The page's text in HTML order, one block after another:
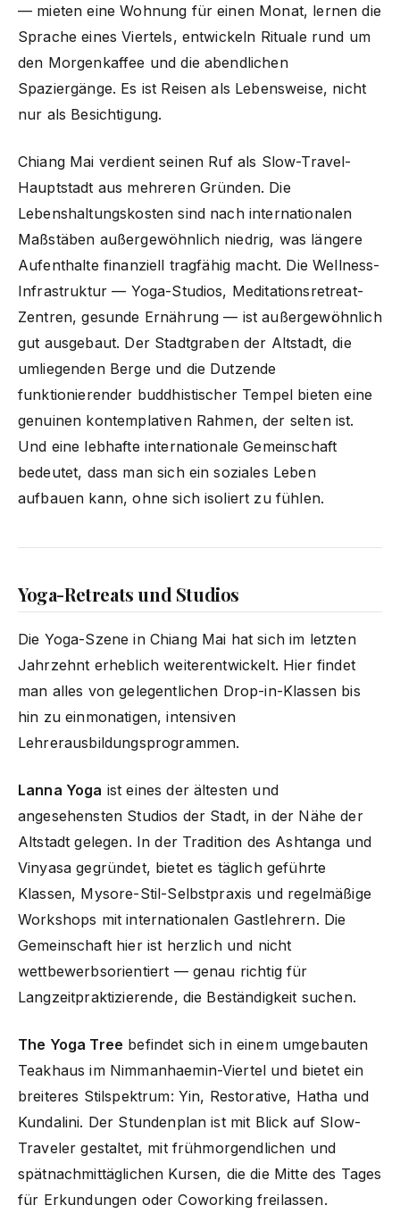
— mieten eine Wohnung für einen Monat, lernen die
Sprache eines Viertels, entwickeln Rituale rund um
den Morgenkaffee und die abendlichen
Spaziergänge. Es ist Reisen als Lebensweise, nicht
nur als Besichtigung.
Chiang Mai verdient seinen Ruf als Slow-Travel-
Hauptstadt aus mehreren Gründen. Die
Lebenshaltungskosten sind nach internationalen
Maßstäben außergewöhnlich niedrig, was längere
Aufenthalte finanziell tragfähig macht. Die Wellness-
Infrastruktur — Yoga-Studios, Meditationsretreat-
Zentren, gesunde Ernährung — ist außergewöhnlich
gut ausgebaut. Der Stadtgraben der Altstadt, die
umliegenden Berge und die Dutzende
funktionierender buddhistischer Tempel bieten eine
genuinen kontemplativen Rahmen, der selten ist.
Und eine lebhafte internationale Gemeinschaft
bedeutet, dass man sich ein soziales Leben
aufbauen kann, ohne sich isoliert zu fühlen.
Yoga-Retreats und Studios
Die Yoga-Szene in Chiang Mai hat sich im letzten
Jahrzehnt erheblich weiterentwickelt. Hier findet
man alles von gelegentlichen Drop-in-Klassen bis
hin zu einmonatigen, intensiven
Lehrerausbildungsprogrammen.
Lanna Yoga ist eines der ältesten und
angesehensten Studios der Stadt, in der Nähe der
Altstadt gelegen. In der Tradition des Ashtanga und
Vinyasa gegründet, bietet es täglich geführte
Klassen, Mysore-Stil-Selbstpraxis und regelmäßige
Workshops mit internationalen Gastlehrern. Die
Gemeinschaft hier ist herzlich und nicht
wettbewerbsorientiert — genau richtig für
Langzeitpraktizierende, die Beständigkeit suchen.
The Yoga Tree befindet sich in einem umgebauten
Teakhaus im Nimmanhaemin-Viertel und bietet ein
breiteres Stilspektrum: Yin, Restorative, Hatha und
Kundalini. Der Stundenplan ist mit Blick auf Slow-
Traveler gestaltet, mit frühmorgendlichen und
spätnachmittäglichen Kursen, die die Mitte des Tages
für Erkundungen oder Coworking freilassen.